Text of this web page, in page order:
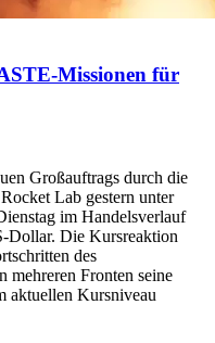
Missionen für
Großauftrags durch die
Lab gestern unter
im Handelsverlauf
Dollar. Die Kursreaktion
des
mehreren Fronten seine
aktuellen Kursniveau